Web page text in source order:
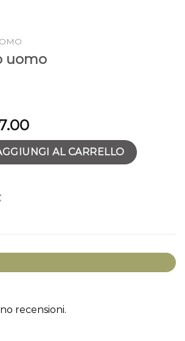
uomo
quantità AL CARRELLO
recensioni.